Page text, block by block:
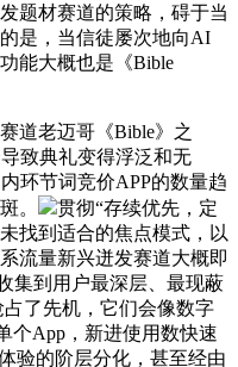
题材赛道的策略，碍于当
是，当信徒屡次地向AI
能大概也是《Bible
老迈哥《Bible》之
致典礼变得浮泛和无
环节词竞价APP的数量趋
。
贯彻“存续优先，定
找到适合的焦点模式，以
流量新兴迸发赛道大概即
集到用户最深层、最现蔽
占了先机，它们会像数字
个App，新进使用数快速
验的阶层分化，甚至经由